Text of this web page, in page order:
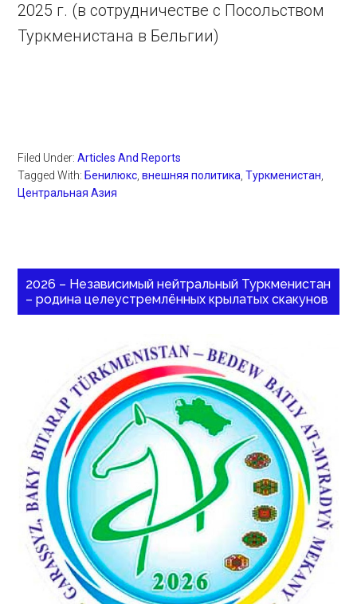
2025 г. (в сотрудничестве с Посольством
Туркменистана в Бельгии)
Filed Under:Articles And Reports
Tagged With: Бенилюкс ,внешняя политика ,Туркменистан
Центральная Азия
2026 – Независимый нейтральный Туркменистан
– родина целеустремлённых крылатых скакунов